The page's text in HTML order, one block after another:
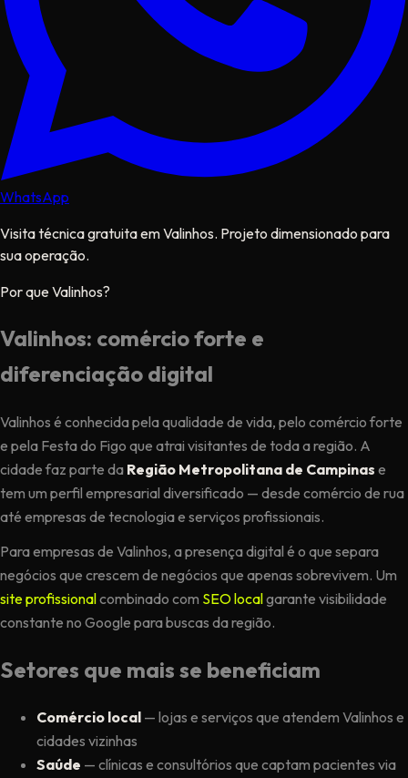
WhatsApp
Visita técnica gratuita em Valinhos. Projeto dimensionado para
sua operação.
Por que Valinhos?
Valinhos: comércio forte e
diferenciação digital
Valinhos é conhecida pela qualidade de vida, pelo comércio forte
e pela Festa do Figo que atrai visitantes de toda a região. A
cidade faz parte da Região Metropolitana de Campinas e
tem um perfil empresarial diversificado — desde comércio de rua
até empresas de tecnologia e serviços profissionais.
Para empresas de Valinhos, a presença digital é o que separa
negócios que crescem de negócios que apenas sobrevivem. Um
site profissionalcombinado com SEO localgarante visibilidade
constante no Google para buscas da região.
Setores que mais se beneficiam
Comércio local — lojas e serviços que atendem Valinhos e
cidades vizinhas
Saúde — clínicas e consultórios que captam pacientes via